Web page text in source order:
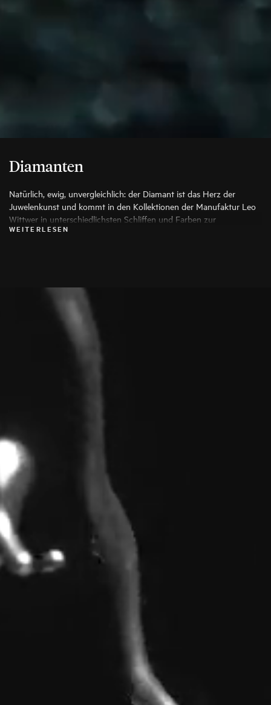
Diamanten
Natürlich, ewig, unvergleichlich: der Diamant ist das Herz der
Juwelenkunst und kommt in den Kollektionen der Manufaktur Leo
Wittwer in unterschiedlichsten Schliffen und Farben zur
Anwendung, die seine Schönheit auf die Spitze treiben. Es werden
WEITERLESEN